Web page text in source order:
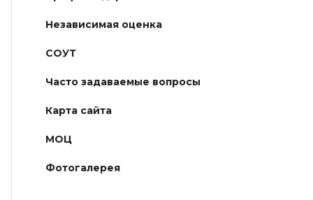
Независимая оценка
СОУТ
Часто задаваемые вопросы
Карта сайта
МОЦ
Фотогалерея